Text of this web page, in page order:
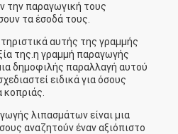
την παραγωγική τους
τα έσοδά τους.
αυτής της γραμμής
της.η γραμμή παραγωγής
δημοφιλής παραλλαγή αυτού
ειδικά για όσους
κοπριάς.
λιπασμάτων είναι μια
αναζητούν έναν αξιόπιστο